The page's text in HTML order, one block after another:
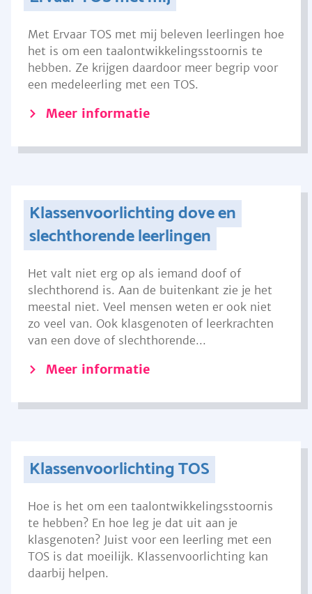
Met Ervaar TOS met mij beleven leerlingen hoe
het is om een taalontwikkelingsstoornis te
hebben. Ze krijgen daardoor meer begrip voor
een medeleerling met een TOS.
Meer informatie
Klassenvoorlichting dove en
slechthorende leerlingen
Het valt niet erg op als iemand doof of
slechthorend is. Aan de buitenkant zie je het
meestal niet. Veel mensen weten er ook niet
zo veel van. Ook klasgenoten of leerkrachten
van een dove of slechthorende...
Meer informatie
Klassenvoorlichting TOS
Hoe is het om een taalontwikkelingsstoornis
te hebben? En hoe leg je dat uit aan je
klasgenoten? Juist voor een leerling met een
TOS is dat moeilijk. Klassenvoorlichting kan
daarbij helpen.